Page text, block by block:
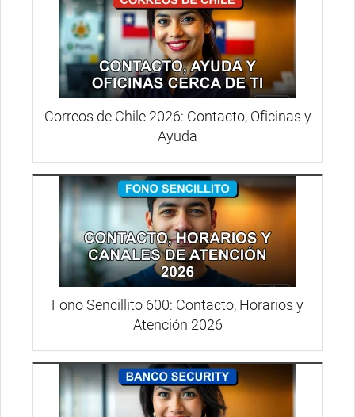
Correos de Chile 2026: Contacto, Oficinas y
Ayuda
Fono Sencillito 600: Contacto, Horarios y
Atención 2026